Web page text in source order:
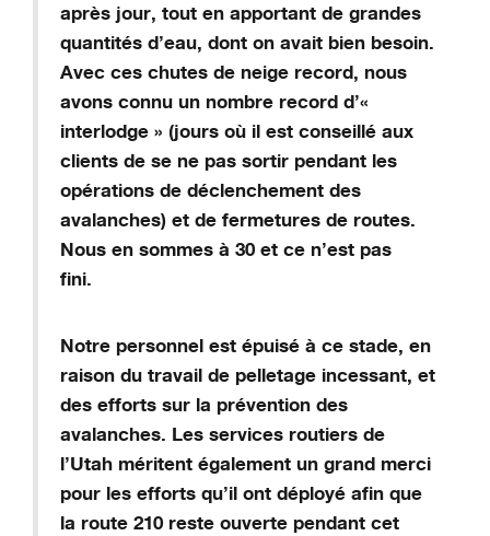
après jour, tout en apportant de grandes
quantités d’eau, dont on avait bien besoin.
Avec ces chutes de neige record, nous
avons connu un nombre record d’«
interlodge » (jours où il est conseillé aux
clients de se ne pas sortir pendant les
opérations de déclenchement des
avalanches) et de fermetures de routes.
Nous en sommes à 30 et ce n’est pas
fini.
Notre personnel est épuisé à ce stade, en
raison du travail de pelletage incessant, et
des efforts sur la prévention des
avalanches. Les services routiers de
l’Utah méritent également un grand merci
pour les efforts qu’il ont déployé afin que
la route 210 reste ouverte pendant cet